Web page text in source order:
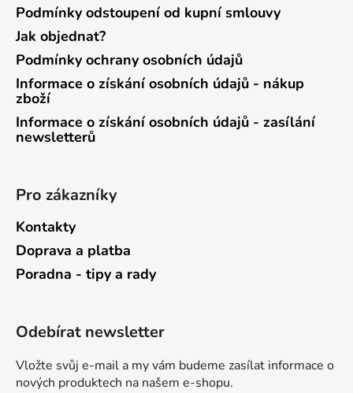
Podmínky odstoupení od kupní smlouvy
Jak objednat?
Podmínky ochrany osobních údajů
Informace o získání osobních údajů - nákup
zboží
Informace o získání osobních údajů - zasílání
newsletterů
Pro zákazníky
Kontakty
Doprava a platba
Poradna - tipy a rady
Odebírat newsletter
Vložte svůj e-mail a my vám budeme zasílat informace o
nových produktech na našem e-shopu.